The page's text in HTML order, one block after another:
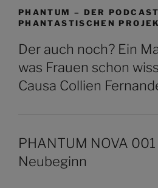
PHANTUM – DER
PHANTASTISCHEN
Der auch noch? Ein
was Frauen schon
Causa Collien
PHANTUM NOVA
Neubeginn